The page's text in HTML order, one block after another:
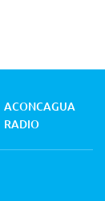
ACONCAGUA
RADIO